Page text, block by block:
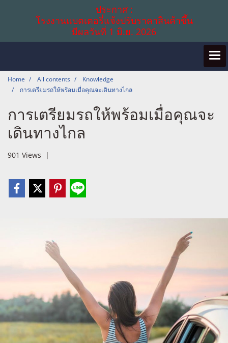
ประกาศ :
โรงงานแบตเตอรี่แจ้งปรับราคาสินค้าขึ้น
มีผลวันที่ 1 มิ.ย. 2026
Home All contents
Knowledge
การเตรียมรถให้พร้อมเมื่อคุณจะเดินทางไกล
การเตรียมรถให้พร้อมเมื่อคุณจะ
เดินทางไกล
901 Views |